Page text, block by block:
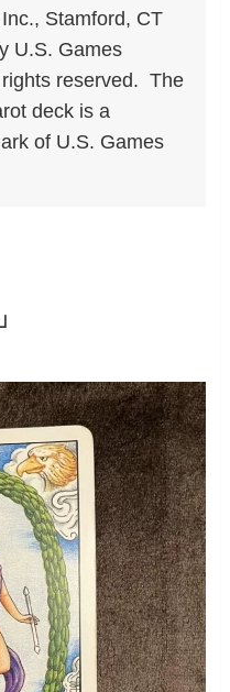
Stamford, CT
U.S. Games
reserved. The
deck is a
of U.S. Games